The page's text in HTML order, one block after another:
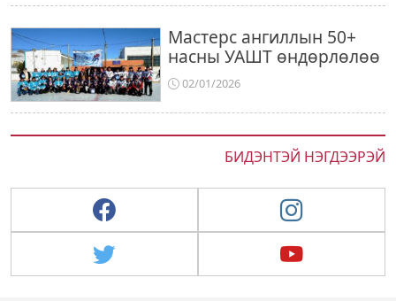
Мастерс ангиллын 50+
насны УАШТ өндөрлөлөө
02/01/2026
БИДЭНТЭЙ НЭГДЭЭРЭЙ